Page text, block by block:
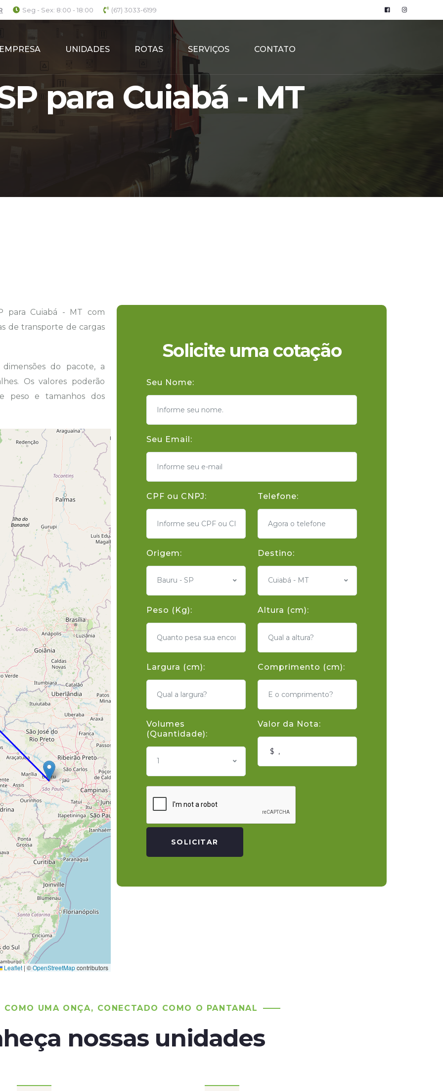
Seg - Sex: 8:00 - 18:00 (67) 3033-6199
UNIDADES ROTAS SERVIÇOS CONTATO
para Cuiabá - MT
para Cuiabá - MT com
de transporte de cargas
do pacote, a
Os valores poderão
peso e tamanhos dos
Leaflet | ©OpenStreetMapcontributors
Solicite uma cotação
Seu Nome:
Seu Email:
CPF ou CNPJ: Telefone:
Origem:
Bauru - SP
Destino:
Cuiabá - MT
Peso (Kg): Altura (cm):
Largura (cm): Comprimento (cm):
Volumes
(Quantidade):
1
Valor da Nota:
SOLICITAR
COMO UMA ONÇA, CONECTADO COMO O PANTANAL
nossas unidades